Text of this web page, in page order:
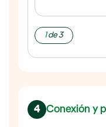
1 de3
4 Conexión y